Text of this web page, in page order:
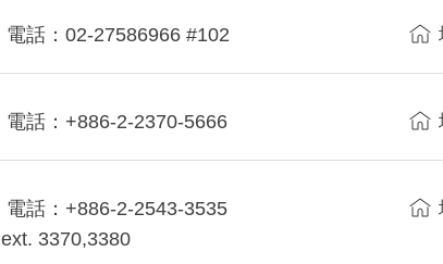
電話：02-27586966 #102
電話：+886-2-2370-5666
電話：+886-2-2543-3535
ext. 3370,3380